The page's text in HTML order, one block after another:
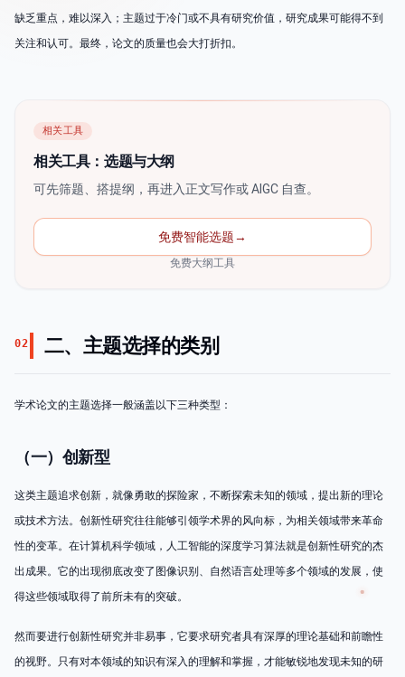
缺乏重点，难以深入；主题过于冷门或不具有研究价值，研究成果可能得不到
关注和认可。最终，论文的质量也会大打折扣。
相关工具
相关工具：选题与大纲
可先筛题、搭提纲，再进入正文写作或 AIGC 自查。
免费智能选题→
免费大纲工具
02 二、主题选择的类别
学术论文的主题选择一般涵盖以下三种类型：
（一）创新型
这类主题追求创新，就像勇敢的探险家，不断探索未知的领域，提出新的理论
或技术方法。创新性研究往往能够引领学术界的风向标，为相关领域带来革命
性的变革。在计算机科学领域，人工智能的深度学习算法就是创新性研究的杰
出成果。它的出现彻底改变了图像识别、自然语言处理等多个领域的发展，使
得这些领域取得了前所未有的突破。
然而要进行创新性研究并非易事，它要求研究者具有深厚的理论基础和前瞻性
的视野。只有对本领域的知识有深入的理解和掌握，才能敏锐地发现未知的研